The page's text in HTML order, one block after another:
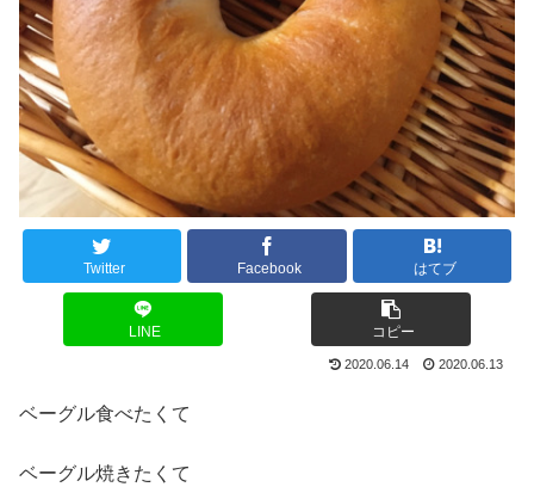
Twitter Facebook はてブ
LINE コピー
2020.06.14 2020.06.13
ベーグル食べたくて
ベーグル焼きたくて